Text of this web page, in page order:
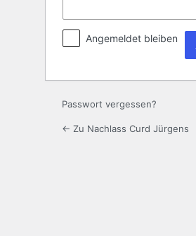
Angemeldet bleiben
Passwort vergessen?
← Zu Nachlass Curd Jürgens